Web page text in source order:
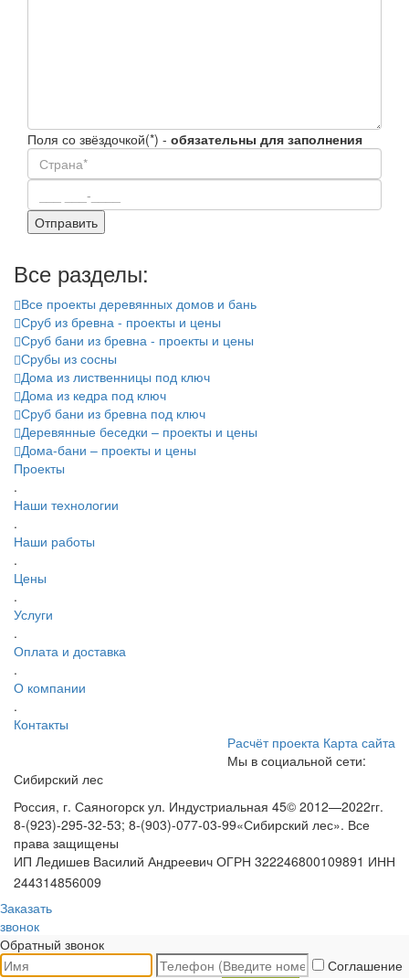
Поля со звёздочкой(*) - обязательны для заполнения
Все разделы:
Все проекты деревянных домов и бань
Сруб из бревна - проекты и цены
Сруб бани из бревна - проекты и цены
Срубы из сосны
Дома из лиственницы под ключ
Дома из кедра под ключ
Сруб бани из бревна под ключ
Деревянные беседки – проекты и цены
Дома-бани – проекты и цены
Проекты
.
Наши технологии
.
Наши работы
.
Цены
.
Услуги
.
Оплата и доставка
.
О компании
.
Контакты
Расчёт проекта Карта сайта
Мы в социальной сети:
Сибирский лес
Россия, г. Саяногорск ул. Индустриальная 45
8-(923)-295-32-53; 8-(903)-077-03-99
© 2012—2022гг.
«Сибирский лес». Все
права защищены
ИП Ледишев Василий Андреевич ОГРН 322246800109891 ИНН
244314856009
Заказать
звонок
Обратный звонок
Соглашение